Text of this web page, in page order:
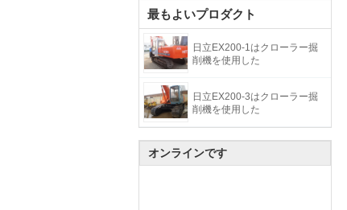
最もよいプロダクト
日立EX200-1はクローラー掘
削機を使用した
日立EX200-3はクローラー掘
削機を使用した
オンラインです